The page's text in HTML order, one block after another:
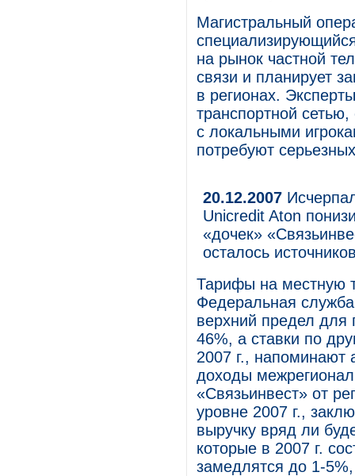
Магистральный
на рынок частной
связи и планирует
в регионах.
транспортной
с локальными
потребуют
20.12.2007
Unicredit Aton
«дочек»
осталось
Тарифы на местную
Федеральная
верхний предел
46%, а ставки по
2007 г., напоминают
доходы
«Связьинвест» от
уровне 2007 г.,
выручку вряд ли
которые в 2007 г.
замедлятся до 1-